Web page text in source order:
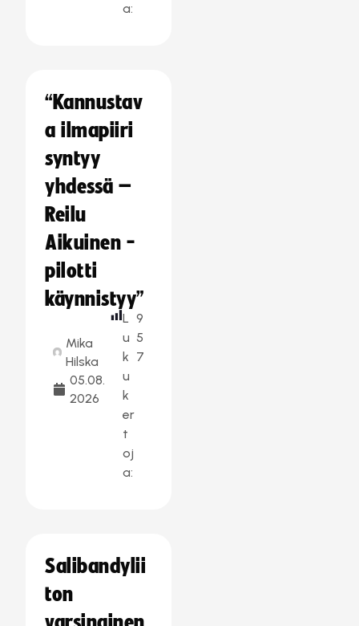
a:
“Kannustav
a ilmapiiri
syntyy
yhdessä –
Reilu
Aikuinen -
pilotti
käynnistyy”
Mika
Hilska
05.08.
2026
L
u
k
u
k
er
t
oj
a:
9
5
7
Salibandylii
ton